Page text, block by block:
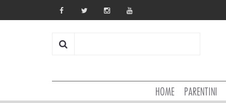
HOME PARENTINI